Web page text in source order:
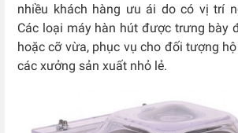
nhiều khách hàng ưu ái do có vị trí
Các loại máy hàn hút được trưng bày
hoặc cỡ vừa, phục vụ cho đối tượng
các xưởng sản xuất nhỏ lẻ.